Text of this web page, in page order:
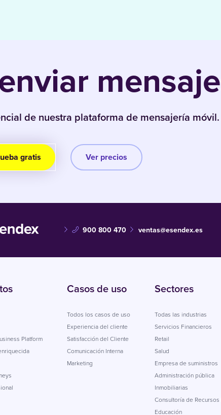
de nuestra plataforma de mensajería móvil.
gratis Ver precios
900 800 470 ventas@esendex.es
Platform
Casos de uso
Todos los casos de uso
Experiencia del cliente
Satisfacción del Cliente
Comunicación Interna
Marketing
Sectores
Todas las industrias
Servicios Financieros
Retail
Salud
Empresa de suministros
Administración pública
Inmobiliarias
Consultoría de Recursos
Educación